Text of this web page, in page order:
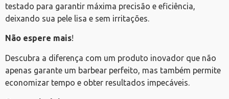
testado para garantir máxima precisão e eficiência,
deixando sua pele lisa e sem irritações.
Não espere mais!
Descubra a diferença com um produto inovador que não
apenas garante um barbear perfeito, mas também permite
economizar tempo e obter resultados impecáveis.